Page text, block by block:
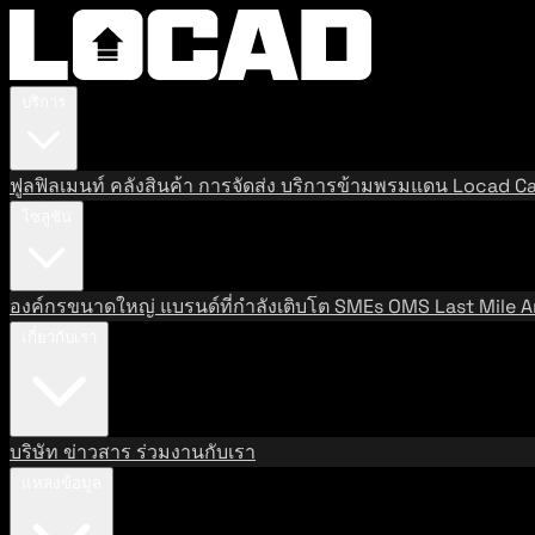
ฟูลฟิลเมนท์ คลังสินค้า การจัดส่ง บริการข้ามพรมแดน Locad
องค์กรขนาดใหญ่ แบรนด์ที่กำลังเติบโตSMEs OMS Last Mile
บริษัท ข่าวสาร ร่วมงานกับเรา